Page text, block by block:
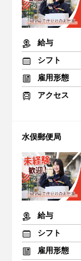
給与
シフト
雇用形態
アクセス
水俣郵便局
給与
シフト
雇用形態